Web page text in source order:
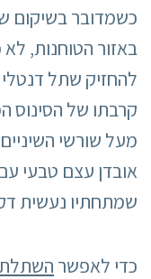
כשמדובר בשיקום
באזור הטוחנות,
להחזיק שתל
קרבתו של הסינוס
מעל שורשי
אובדן עצם טבעי
שמתחתיו נעשית
כדי לאפשר השתלת